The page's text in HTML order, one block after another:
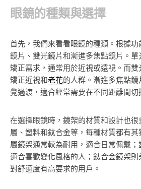
眼鏡的種類與選擇
首先，我們來看看眼鏡的種類。根據
鏡片、雙光鏡片和漸進多焦點鏡片。
矯正需求，通常用於近視或遠視。而
矯正近視和老花的人群。漸進多焦點
覺過渡，適合經常需要在不同距離間切
在選擇眼鏡時，鏡架的材質和設計也
屬、塑料和鈦合金等，每種材質都有
屬鏡架通常較為耐用，適合日常佩戴；
適合喜歡變化風格的人；鈦合金鏡架
對舒適度有高要求的用戶。